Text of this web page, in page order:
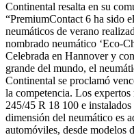
Continental resalta en su
“PremiumContact 6 ha sido
neumáticos de verano
nombrado neumático ‘Eco-
Celebrada en Hannover y
grande del mundo, el
Continental se proclamó
la competencia. Los
245/45 R 18 100 e
dimensión del neumático es
automóviles, desde modelos